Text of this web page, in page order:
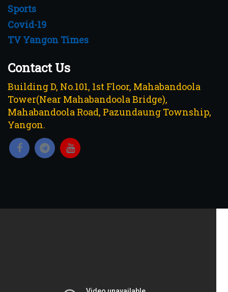
Sports
Covid-19
TV Yangon Times
Contact Us
Building D, No.101, 1st Floor, Mahabandoola
Tower(Near Mahabandoola Bridge),
Mahabandoola Road, Pazundaung Township,
Yangon.